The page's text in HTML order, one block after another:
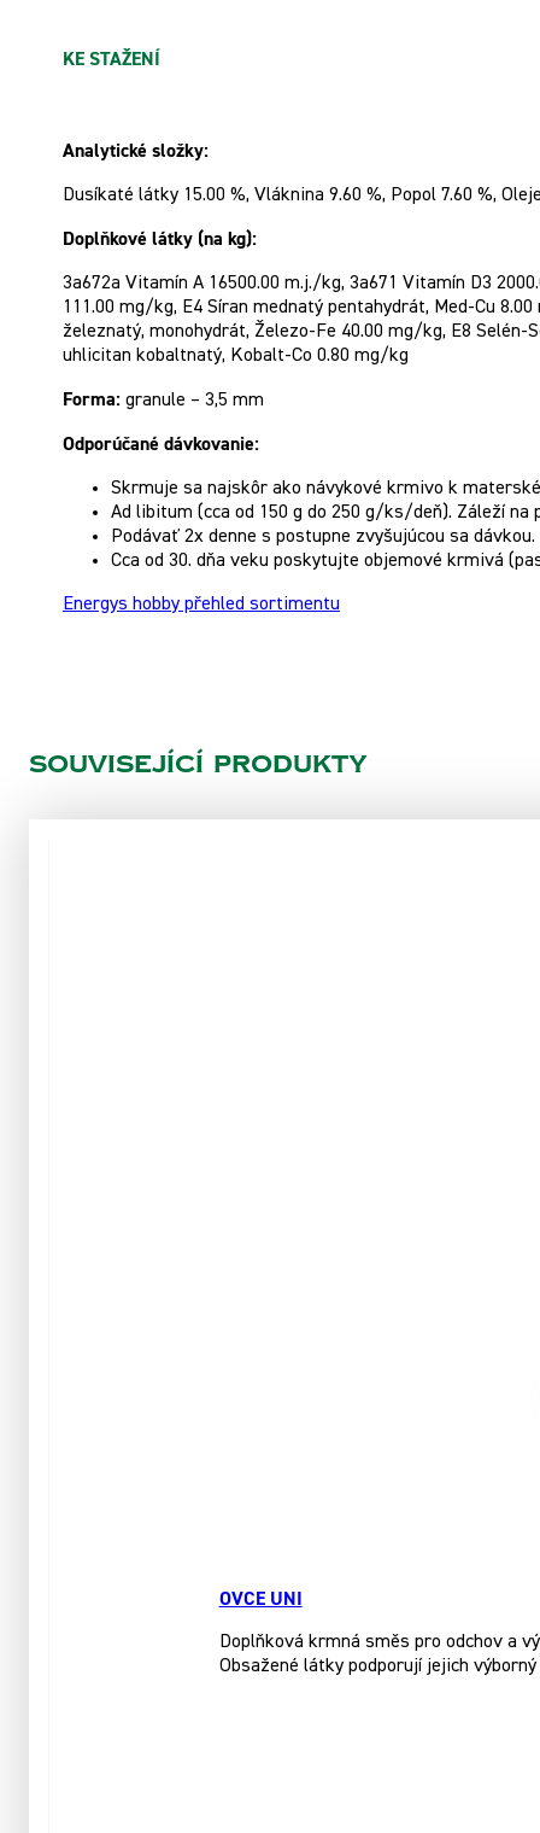
KE STAŽENÍ
Analytické složky:
Dusíkaté látky 15.00 %, Vláknina 9.60 %, Popol 7.60 %,
Doplňkové látky (na kg):
3a672a Vitamín A 16500.00 m.j./kg, 3a671 Vitamín D3
111.00 mg/kg, E4 Síran mednatý pentahydrát, Med-Cu
železnatý, monohydrát, Železo-Fe 40.00 mg/kg, E8
uhlicitan kobaltnatý, Kobalt-Co 0.80 mg/kg
Forma: granule – 3,5 mm
Odporúčané dávkovanie:
Skrmuje sa najskôr ako návykové krmivo k
Ad libitum (cca od 150 g do 250 g/ks/deň). Záleží na
Podávať 2x denne s postupne zvyšujúcou sa dávkou.
Cca od 30. dňa veku poskytujte objemové krmivá
Energys hobby přehled sortimentu
Související produkty
OVCE UNI
Doplňková krmná směs pro odchov a
Obsažené látky podporují jejich